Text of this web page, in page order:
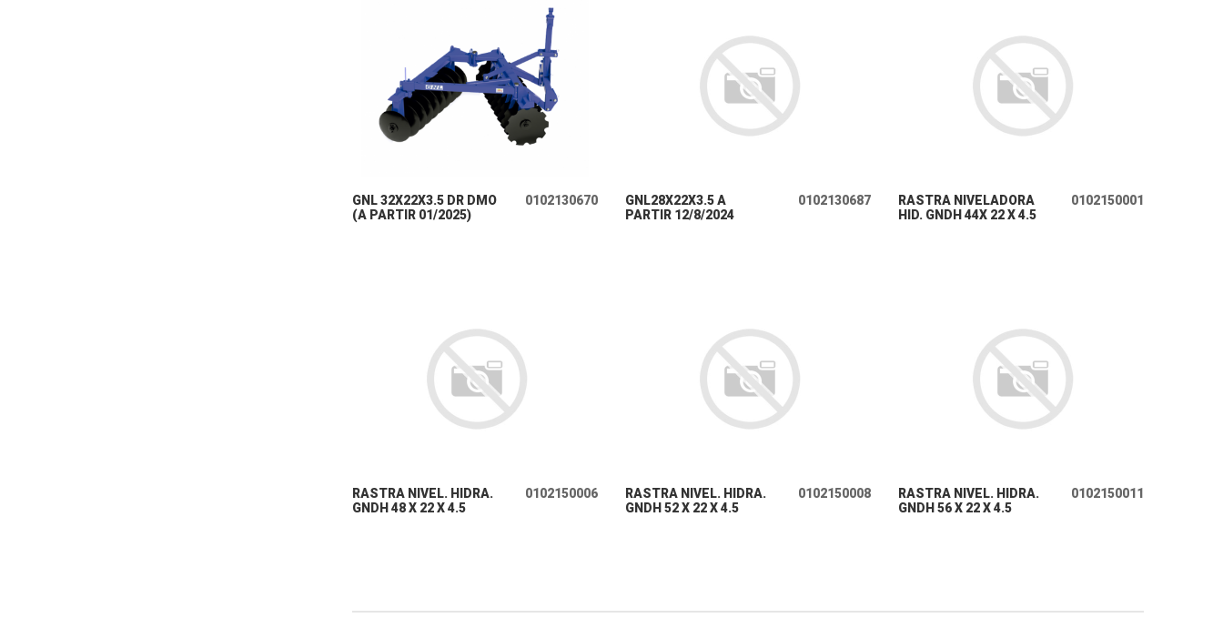
GNL 32X22X3.5 DR DMO
(A PARTIR 01/2025)
0102130670
GNL28X22X3.5 A
PARTIR 12/8/2024
0102130687
RASTRA NIVELADORA
HID. GNDH 44X 22 X 4.5
0102150001
RASTRA NIVEL. HIDRA.
GNDH 48 X 22 X 4.5
0102150006
RASTRA NIVEL. HIDRA.
GNDH 52 X 22 X 4.5
0102150008
RASTRA NIVEL. HIDRA.
GNDH 56 X 22 X 4.5
0102150011